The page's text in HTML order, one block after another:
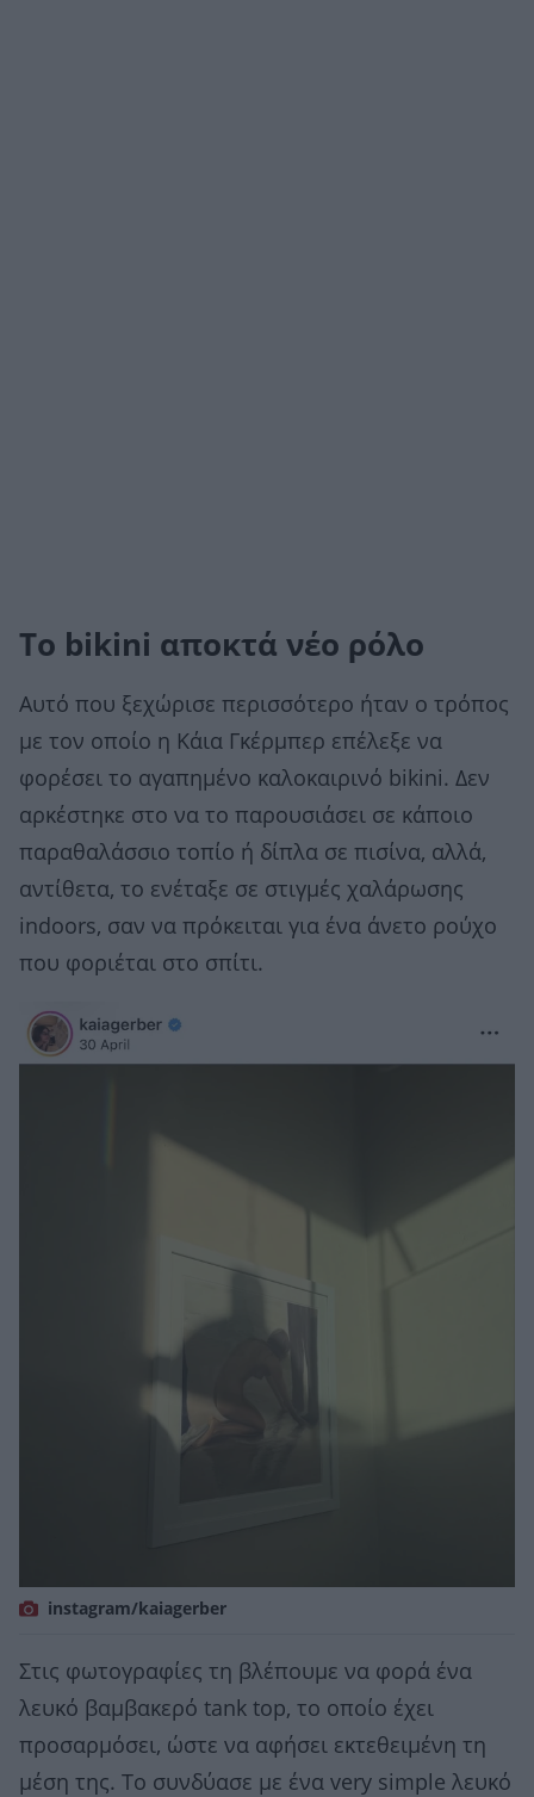
Το bikini αποκτά νέο ρόλο
Αυτό που ξεχώρισε περισσότερο ήταν ο τρόπος
με τον οποίο η Κάια Γκέρμπερ επέλεξε να
φορέσει το αγαπημένο καλοκαιρινό bikini. Δεν
αρκέστηκε στο να το παρουσιάσει σε κάποιο
παραθαλάσσιο τοπίο ή δίπλα σε πισίνα, αλλά,
αντίθετα, το ενέταξε σε στιγμές χαλάρωσης
indoors, σαν να πρόκειται για ένα άνετο ρούχο
που φοριέται στο σπίτι.
instagram/kaiagerber
Στις φωτογραφίες τη βλέπουμε να φορά ένα
λευκό βαμβακερό tank top, το οποίο έχει
προσαρμόσει, ώστε να αφήσει εκτεθειμένη τη
μέση της. Το συνδύασε με ένα very simple λευκό